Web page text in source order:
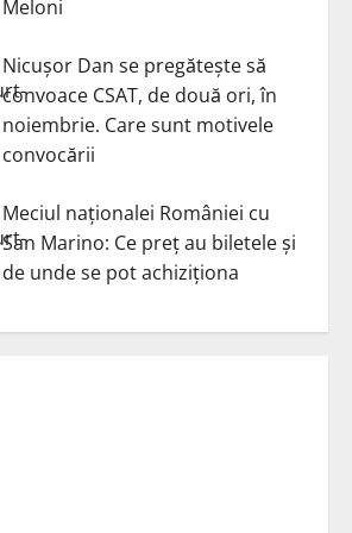
Meloni
Nicuşor Dan se pregăteşte să
convoace CSAT, de două ori, în
noiembrie. Care sunt motivele
convocării
Meciul naționalei României cu
San Marino: Ce preț au biletele și
de unde se pot achiziționa